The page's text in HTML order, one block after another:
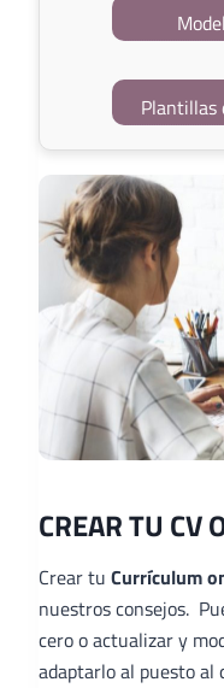
Plantillas
CREAR TU CV
Crear tu Currículum
nuestros consejos.
cero o actualizar y
adaptarlo al puesto al